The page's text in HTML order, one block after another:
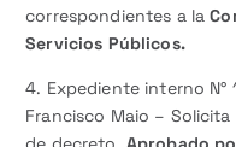
correspondientes a la
Servicios Públicos.
4. Expediente interno N°
Francisco Maio –